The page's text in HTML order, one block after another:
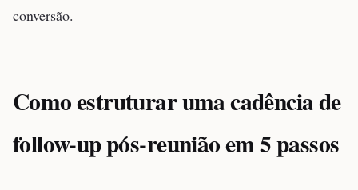
conversão.
Como estruturar uma cadência de
follow-up pós-reunião em 5 passos